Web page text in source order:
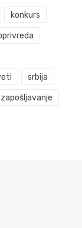
konkurs
srbija
zapošljavanje